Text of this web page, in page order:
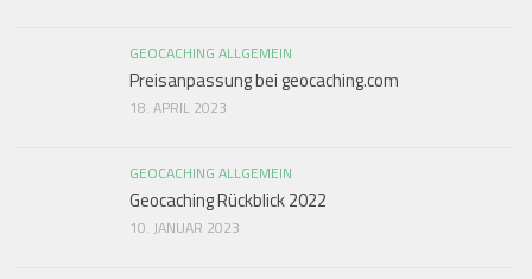
GEOCACHING ALLGEMEIN
Preisanpassung bei geocaching.com
18. APRIL 2023
GEOCACHING ALLGEMEIN
Geocaching Rückblick 2022
10. JANUAR 2023